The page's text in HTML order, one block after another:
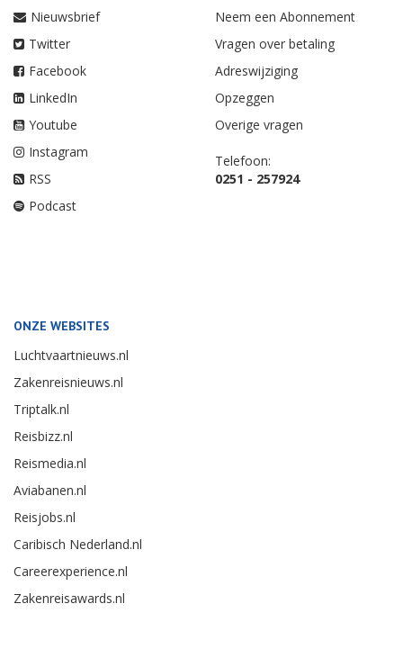
Nieuwsbrief
Twitter
Facebook
LinkedIn
Youtube
Instagram
RSS
Podcast
Neem een Abonnement
Vragen over betaling
Adreswijziging
Opzeggen
Overige vragen
Telefoon:
0251 - 257924
ONZE WEBSITES
Luchtvaartnieuws.nl
Zakenreisnieuws.nl
Triptalk.nl
Reisbizz.nl
Reismedia.nl
Aviabanen.nl
Reisjobs.nl
Caribisch Nederland.nl
Careerexperience.nl
Zakenreisawards.nl